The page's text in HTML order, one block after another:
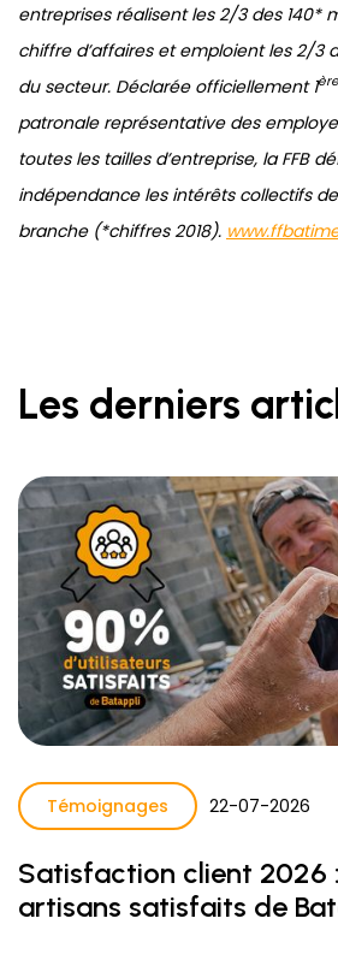
entreprises réalisent les 2/3 des 140*
chiffre d’affaires et emploient les 2/3
du secteur. Déclarée officiellement 1ère
patronale représentative des
toutes les tailles d’entreprise, la FFB
indépendance les intérêts collectifs
branche (*chiffres 2018).
Les derniers
Témoignages 22-07-2026
Satisfaction client 2026
artisans satisfaits de